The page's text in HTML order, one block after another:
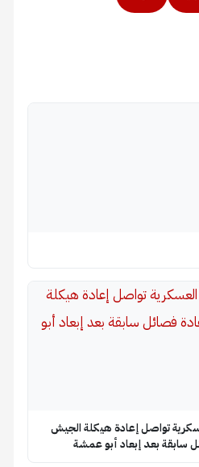
تواصل إعادة هيكلة الجيش
سابقة بعد إبعاد أبو عمشة